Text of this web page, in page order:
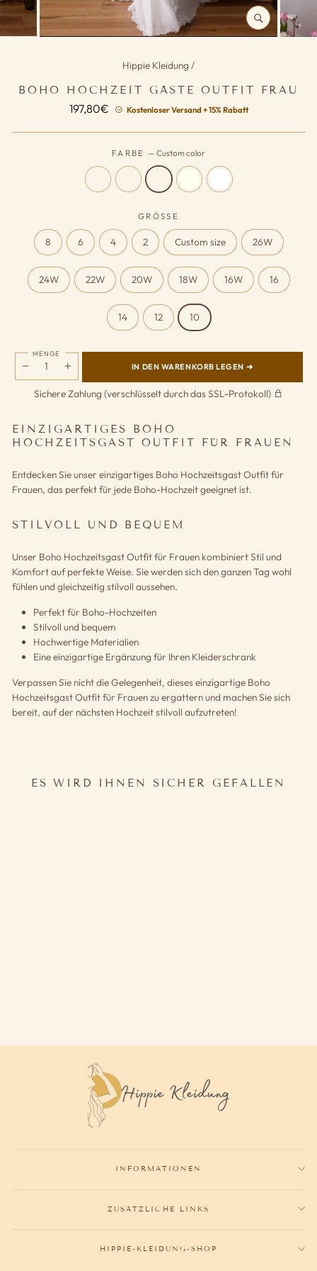
SCHLIESSEN (
ESC)
Hippie Kleidung /
BOHO HOCHZEIT GÄSTE OUTFIT FRAU
197,80€ Normaler
Kostenloser Versand + 15% Rabatt
FARBE — Custom color
GRÖSSE
8 6 4 2 Custom size 26W
24W 22W 20W 18W 16W 16
14 12 10
MENGE
IN DEN WARENKORB LEGEN ➜
Sichere Zahlung (verschlüsselt durch das SSL-Protokoll)
EINZIGARTIGES BOHO
HOCHZEITSGAST OUTFIT FÜR FRAUEN
Entdecken Sie unser einzigartiges Boho Hochzeitsgast Outfit für
Frauen, das perfekt für jede Boho-Hochzeit geeignet ist.
STILVOLL UND BEQUEM
Unser Boho Hochzeitsgast Outfit für Frauen kombiniert Stil und
Komfort auf perfekte Weise. Sie werden sich den ganzen Tag wohl
fühlen und gleichzeitig stilvoll aussehen.
Perfekt für Boho-Hochzeiten
Stilvoll und bequem
Hochwertige Materialien
Eine einzigartige Ergänzung für Ihren Kleiderschrank
Verpassen Sie nicht die Gelegenheit, dieses einzigartige Boho
Hochzeitsgast Outfit für Frauen zu ergattern und machen Sie sich
bereit, auf der nächsten Hochzeit stilvoll aufzutreten!
ES WIRD IHNEN SICHER GEFALLEN
INFORMATIONEN
ZUSÄTZLICHE LINKS
HIPPIE-KLEIDUNG-SHOP